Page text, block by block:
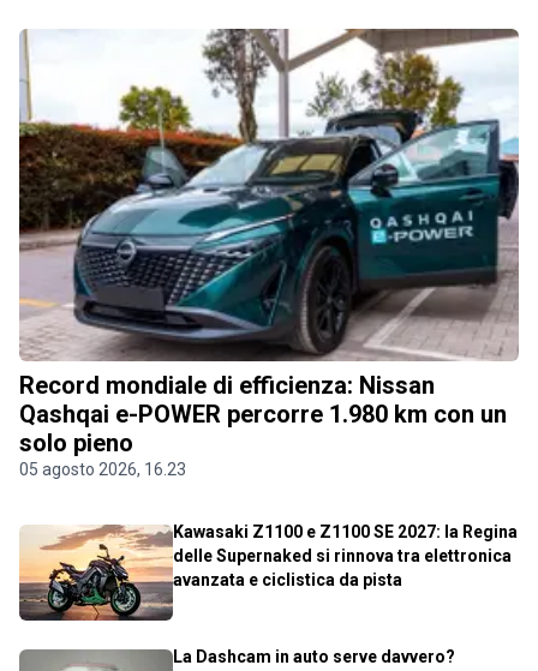
Record mondiale di efficienza: Nissan
Qashqai e-POWER percorre 1.980 km con un
solo pieno
05 agosto 2026, 16.23
Kawasaki Z1100 e Z1100 SE 2027: la Regina
delle Supernaked si rinnova tra elettronica
avanzata e ciclistica da pista
La Dashcam in auto serve davvero?